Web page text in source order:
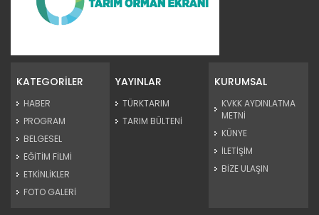
KATEGORİLER
HABER
PROGRAM
BELGESEL
EĞİTİM FİLMİ
ETKİNLİKLER
FOTO GALERİ
YAYINLAR
TÜRKTARIM
TARIM BÜLTENİ
KURUMSAL
KVKK AYDINLATMA
METNİ
KÜNYE
İLETİŞİM
BİZE ULAŞIN